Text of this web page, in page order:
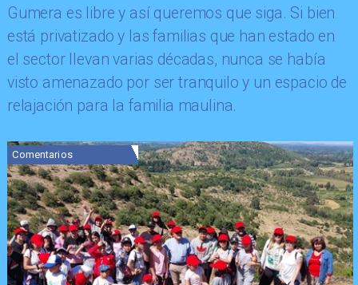
Gumera es libre y así queremos que siga. Si bien
está privatizado y las familias que han estado en
el sector llevan varias décadas, nunca se había
visto amenazado por ser tranquilo y un espacio de
relajación para la familia maulina.
Comentarios